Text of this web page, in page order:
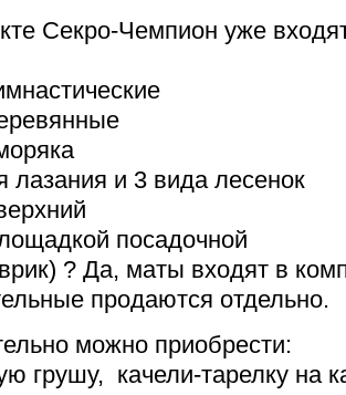
Секро-Чемпион уже
лазания и 3 вида лесенок
посадочной
? Да, маты входят в
продаются отдельно.
можно приобрести:
грушу, качели-тарелку на